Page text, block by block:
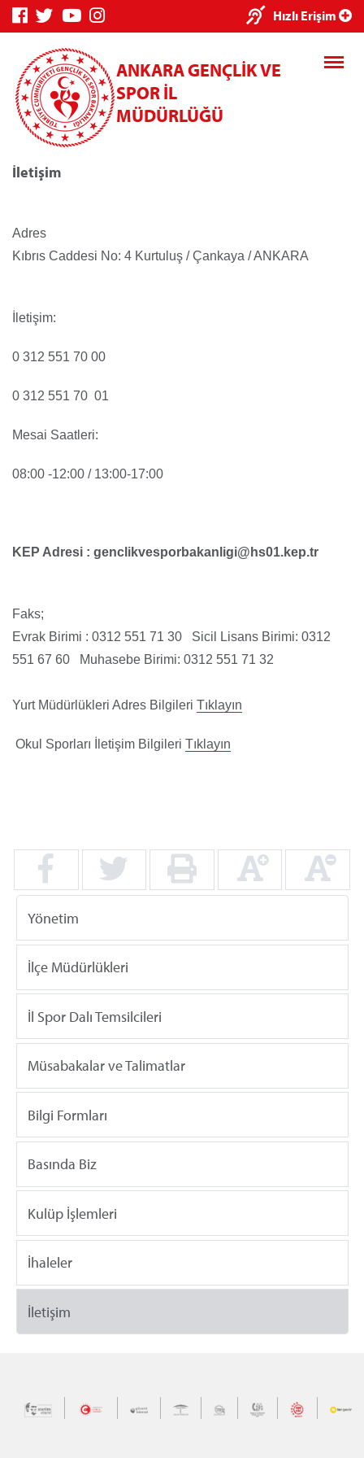
Hızlı Erişim
ANKARA GENÇLİK VE
SPOR İL
MÜDÜRLÜĞÜ
İletişim
Adres
Kıbrıs Caddesi No: 4 Kurtuluş / Çankaya / ANKARA
İletişim:
0 312 551 70 00
0 312 551 70 01
Mesai Saatleri:
08:00 -12:00 / 13:00-17:00
KEP Adresi : genclikvesporbakanligi@hs01.kep.tr
Faks;
Evrak Birimi : 0312 551 71 30 Sicil Lisans Birimi: 0312
551 67 60 Muhasebe Birimi: 0312 551 71 32
Yurt Müdürlükleri Adres Bilgileri Tıklayın
Okul Sporları İletişim Bilgileri Tıklayın
Yönetim
İlçe Müdürlükleri
İl Spor Dalı Temsilcileri
Müsabakalar ve Talimatlar
Bilgi Formları
Basında Biz
Kulüp İşlemleri
İhaleler
İletişim
×
Genç Bilgi
Ödeme